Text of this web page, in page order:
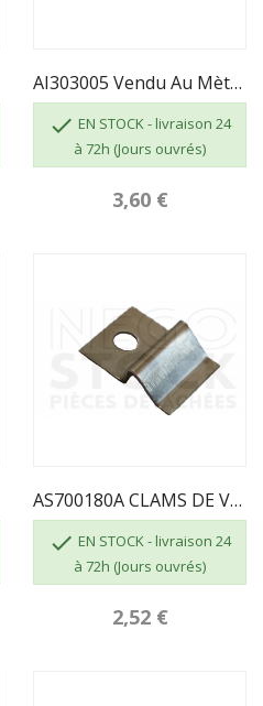
AI303005 Vendu Au Mètre - JOINT TRESSE...
 EN STOCK - livraison 24
à 72h (Jours ouvrés)
3,60 €
AS700180A CLAMS DE VITRE
 EN STOCK - livraison 24
à 72h (Jours ouvrés)
2,52 €